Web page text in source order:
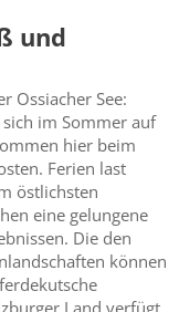
und
Ossiacher See:
im Sommer auf
hier beim
Ferien last
östlichsten
eine gelungene
Die den
können